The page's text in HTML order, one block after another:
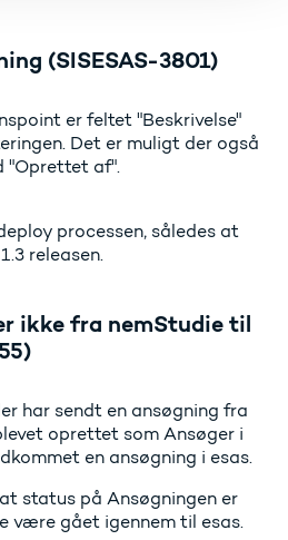
(SISESAS-3801)
er feltet "Beskrivelse"
Det er muligt der også
"Oprettet af".
processen, således at
releasen.
ikke fra nemStudie til
har sendt en ansøgning fra
oprettet som Ansøger i
en ansøgning i esas.
status på Ansøgningen er
være gået igennem til esas.